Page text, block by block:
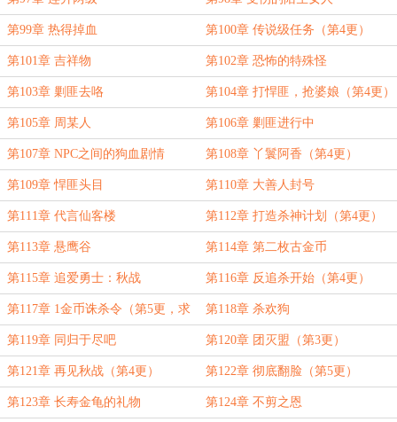
第99章 热得掉血 第100章 传说级任务（第4更）
第101章 吉祥物 第102章 恐怖的特殊怪
第103章 剿匪去咯 第104章 打悍匪，抢婆娘（第4更）
第105章 周某人 第106章 剿匪进行中
第107章 NPC之间的狗血剧情 第108章 丫鬟阿香（第4更）
第109章 悍匪头目 第110章 大善人封号
第111章 代言仙客楼 第112章 打造杀神计划（第4更）
第113章 悬鹰谷 第114章 第二枚古金币
第115章 追爱勇士：秋战 第116章 反追杀开始（第4更）
第117章 1金币诛杀令（第5更，求
票）
第118章 杀欢狗
第119章 同归于尽吧 第120章 团灭盟（第3更）
第121章 再见秋战（第4更） 第122章 彻底翻脸（第5更）
第123章 长寿金龟的礼物 第124章 不剪之恩